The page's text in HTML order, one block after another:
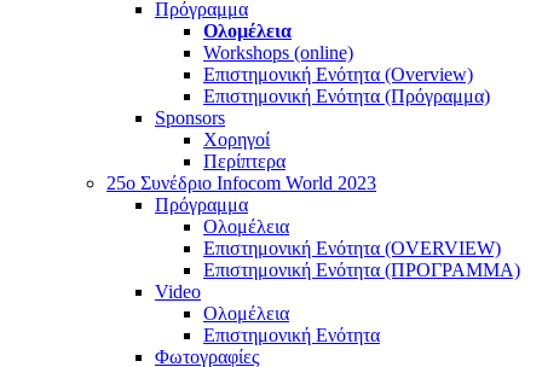
Πρόγραμμα
Ολομέλεια
Workshops (online)
Επιστημονική Ενότητα (Overview)
Επιστημονική Ενότητα (Πρόγραμμα)
Sponsors
Χορηγοί
Περίπτερα
25o Συνέδριο Infocom World 2023
Πρόγραμμα
Ολομέλεια
Επιστημονική Ενότητα (OVERVIEW)
Επιστημονική Ενότητα (ΠΡΟΓΡΑΜΜΑ)
Video
Ολομέλεια
Επιστημονική Ενότητα
Φωτογραφίες